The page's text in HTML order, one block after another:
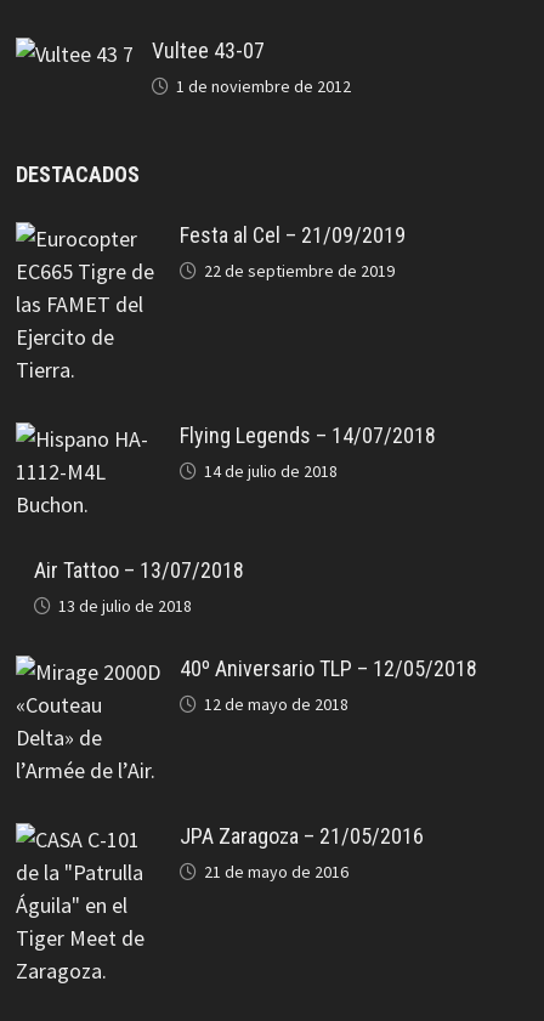
Vultee 43-07
1 de noviembre de 2012
DESTACADOS
Festa al Cel – 21/09/2019
22 de septiembre de 2019
Flying Legends – 14/07/2018
14 de julio de 2018
Air Tattoo – 13/07/2018
13 de julio de 2018
40º Aniversario TLP – 12/05/2018
12 de mayo de 2018
JPA Zaragoza – 21/05/2016
21 de mayo de 2016